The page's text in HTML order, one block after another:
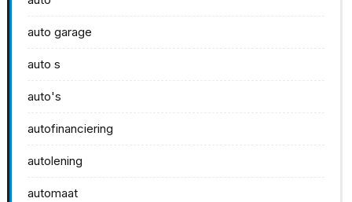
auto garage
auto s
auto's
autofinanciering
autolening
automaat